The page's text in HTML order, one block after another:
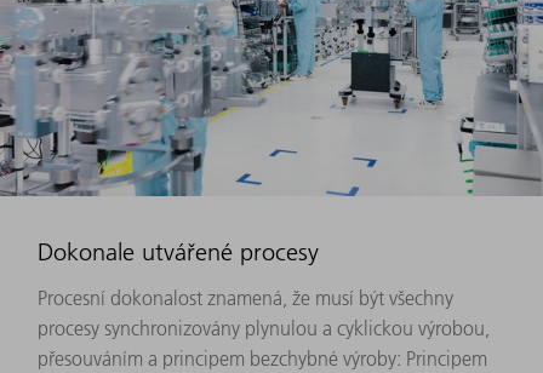
Dokonale utvářené procesy
Procesní dokonalost znamená, že musí být všechny
procesy synchronizovány plynulou a cyklickou výrobou,
přesouváním a principem bezchybné výroby: Principem